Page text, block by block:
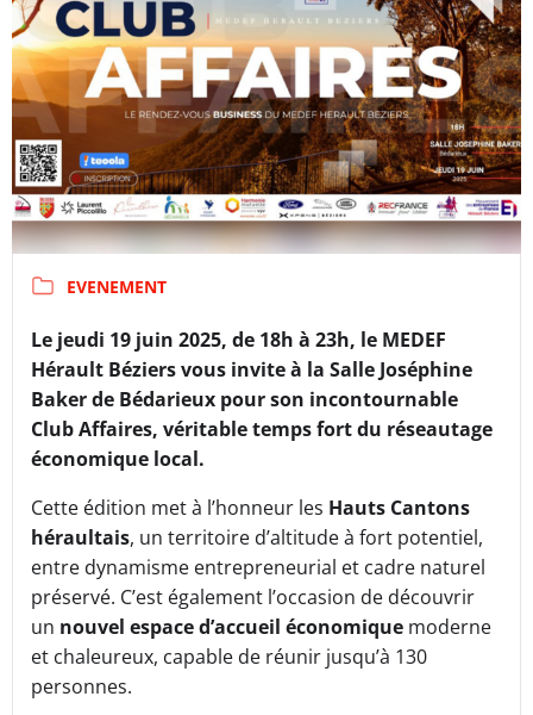
EVENEMENT
Le jeudi 19 juin 2025, de 18h à 23h, le MEDEF
Hérault Béziers vous invite à la Salle Joséphine
Baker de Bédarieux pour son incontournable
Club Affaires, véritable temps fort du réseautage
économique local.
Cette édition met à l’honneur les Hauts Cantons
héraultais, un territoire d’altitude à fort potentiel,
entre dynamisme entrepreneurial et cadre naturel
préservé. C’est également l’occasion de découvrir
un nouvel espace d’accueil économique moderne
et chaleureux, capable de réunir jusqu’à 130
personnes.